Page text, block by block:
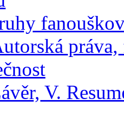
práva,
V.